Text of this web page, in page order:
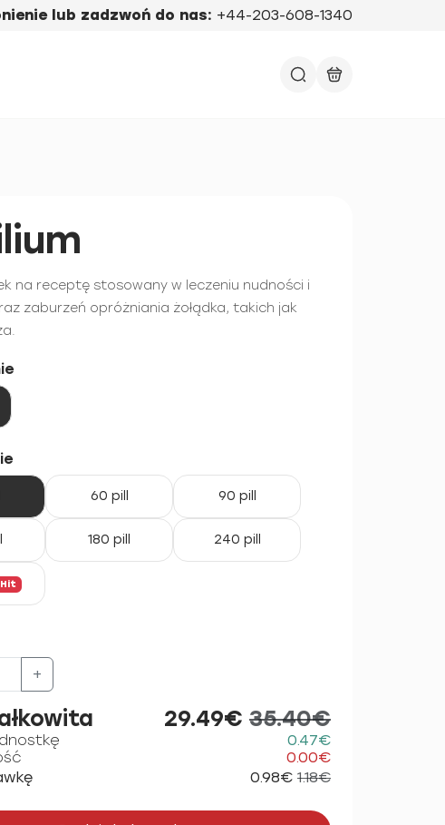
lub zadzwoń do nas: +44-203-608-1340
na receptę stosowany w leczeniu nudności i
zaburzeń opróżniania żołądka, takich jak
60 pill 90 pill
180 pill 240 pill
Hit
+
29.49€ 35.40€
0.47€
0.00€
0.98€ 1.18€